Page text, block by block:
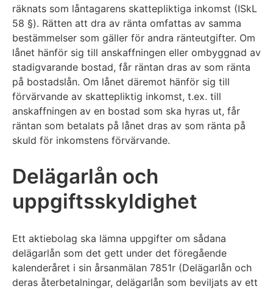
räknats som låntagarens skattepliktiga inkomst (ISkL
58 §). Rätten att dra av ränta omfattas av samma
bestämmelser som gäller för andra ränteutgifter. Om
lånet hänför sig till anskaffningen eller ombyggnad av
stadigvarande bostad, får räntan dras av som ränta
på bostadslån. Om lånet däremot hänför sig till
förvärvande av skattepliktig inkomst, t.ex. till
anskaffningen av en bostad som ska hyras ut, får
räntan som betalats på lånet dras av som ränta på
skuld för inkomstens förvärvande.
Delägarlån och
uppgiftsskyldighet
Ett aktiebolag ska lämna uppgifter om sådana
delägarlån som det gett under det föregående
kalenderåret i sin årsanmälan 7851r (Delägarlån och
deras återbetalningar, delägarlån som beviljats av ett